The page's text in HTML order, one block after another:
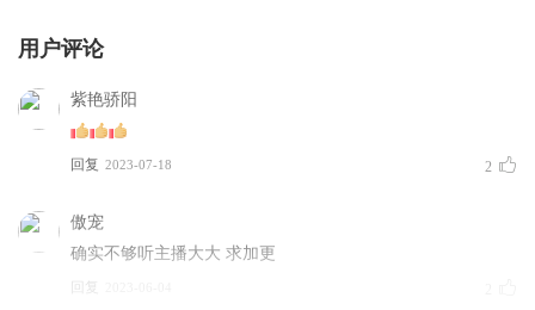
用户评论
紫艳骄阳
回复 2023-07-18 2
傲宠
确实不够听主播大大 求加更
回复